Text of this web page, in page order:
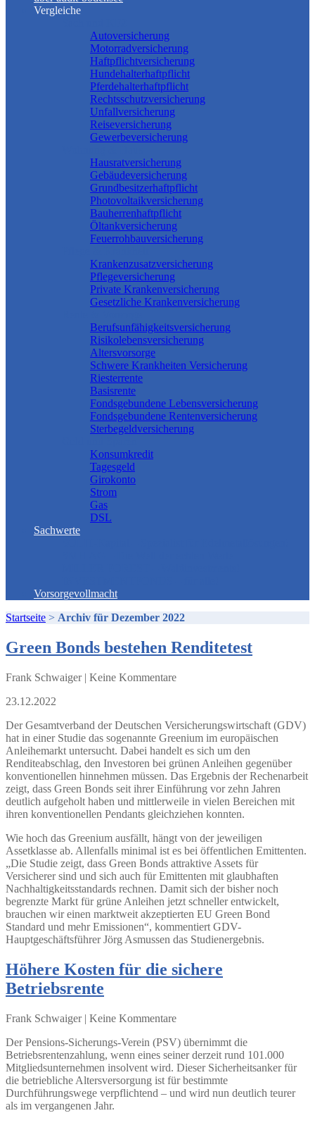
Vergleiche
Autoversicherung
Motorradversicherung
Haftpflichtversicherung
Hundehalterhaftpflicht
Pferdehalterhaftpflicht
Rechtsschutzversicherung
Unfallversicherung
Reiseversicherung
Gewerbeversicherung
Hausratversicherung
Gebäudeversicherung
Grundbesitzerhaftpflicht
Photovoltaikversicherung
Bauherrenhaftpflicht
Öltankversicherung
Feuerrohbauversicherung
Krankenzusatzversicherung
Pflegeversicherung
Private Krankenversicherung
Gesetzliche Krankenversicherung
Berufs­unfähigkeitsversicherung
Risikolebensversicherung
Altersvorsorge
Schwere Krankheiten Versicherung
Riesterrente
Basisrente
Fondsgebundene Lebensversicherung
Fondsgebundene Rentenversicherung
Sterbegeldversicherung
Konsumkredit
Tagesgeld
Girokonto
Strom
Gas
DSL
Sachwerte
Vorsorgevollmacht
Startseite > Archiv für Dezember 2022
Green Bonds bestehen Renditetest
Frank Schwaiger | Keine Kommentare
23.12.2022
Der Gesamtverband der Deutschen Versicherungswirtschaft (GDV)
hat in einer Studie das sogenannte Greenium im europäischen
Anleihemarkt untersucht. Dabei handelt es sich um den
Renditeabschlag, den Investoren bei grünen Anleihen gegenüber
konventionellen hinnehmen müssen. Das Ergebnis der Rechenarbeit
zeigt, dass Green Bonds seit ihrer Einführung vor zehn Jahren
deutlich aufgeholt haben und mittlerweile in vielen Bereichen mit
ihren konventionellen Pendants gleichziehen konnten.
Wie hoch das Greenium ausfällt, hängt von der jeweiligen
Assetklasse ab. Allenfalls minimal ist es bei öffentlichen Emittenten.
„Die Studie zeigt, dass Green Bonds attraktive Assets für
Versicherer sind und sich auch für Emittenten mit glaubhaften
Nachhaltigkeitsstandards rechnen. Damit sich der bisher noch
begrenzte Markt für grüne Anleihen jetzt schneller entwickelt,
brauchen wir einen marktweit akzeptierten EU Green Bond
Standard und mehr Emissionen“, kommentiert GDV-
Hauptgeschäftsführer Jörg Asmussen das Studienergebnis.
Höhere Kosten für die sichere
Betriebsrente
Frank Schwaiger | Keine Kommentare
Der Pensions-Sicherungs-Verein (PSV) übernimmt die
Betriebsrentenzahlung, wenn eines seiner derzeit rund 101.000
Mitgliedsunternehmen insolvent wird. Dieser Sicherheitsanker für
die betriebliche Altersversorgung ist für bestimmte
Durchführungswege verpflichtend – und wird nun deutlich teurer
als im vergangenen Jahr.